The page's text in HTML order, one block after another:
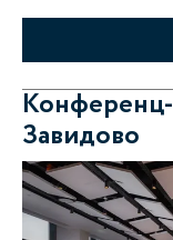
Завидово